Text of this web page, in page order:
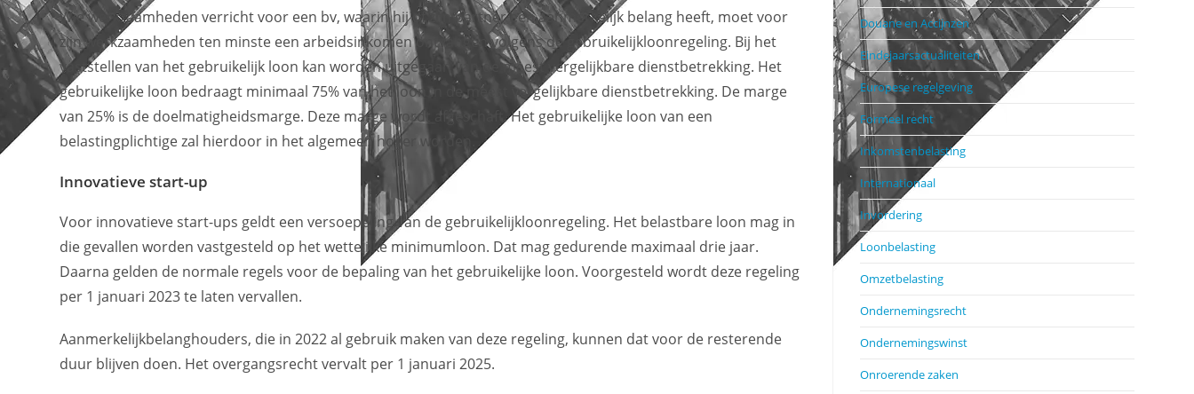
Wie werkzaamheden verricht voor een bv, waarin hij of zijn partner een aanmerkelijk belang heeft, moet voor
zijn werkzaamheden ten minste een arbeidsinkomen ontvangen volgens de gebruikelijkloonregeling. Bij het
vaststellen van het gebruikelijk loon kan worden uitgegaan van de meest vergelijkbare dienstbetrekking. Het
gebruikelijke loon bedraagt minimaal 75% van het loon in de meest vergelijkbare dienstbetrekking. De marge
van 25% is de doelmatigheidsmarge. Deze marge wordt afgeschaft. Het gebruikelijke loon van een
belastingplichtige zal hierdoor in het algemeen hoger worden.
Innovatieve start-up
Voor innovatieve start-ups geldt een versoepeling van de gebruikelijkloonregeling. Het belastbare loon mag in
die gevallen worden vastgesteld op het wettelijke minimumloon. Dat mag gedurende maximaal drie jaar.
Daarna gelden de normale regels voor de bepaling van het gebruikelijke loon. Voorgesteld wordt deze regeling
per 1 januari 2023 te laten vervallen.
Aanmerkelijkbelanghouders, die in 2022 al gebruik maken van deze regeling, kunnen dat voor de resterende
duur blijven doen. Het overgangsrecht vervalt per 1 januari 2025.
Douane en Accijnzen
Eindejaarsactualiteiten
Europese regelgeving
Formeel recht
Inkomstenbelasting
Internationaal
Invordering
Loonbelasting
Omzetbelasting
Ondernemingsrecht
Ondernemingswinst
Onroerende zaken